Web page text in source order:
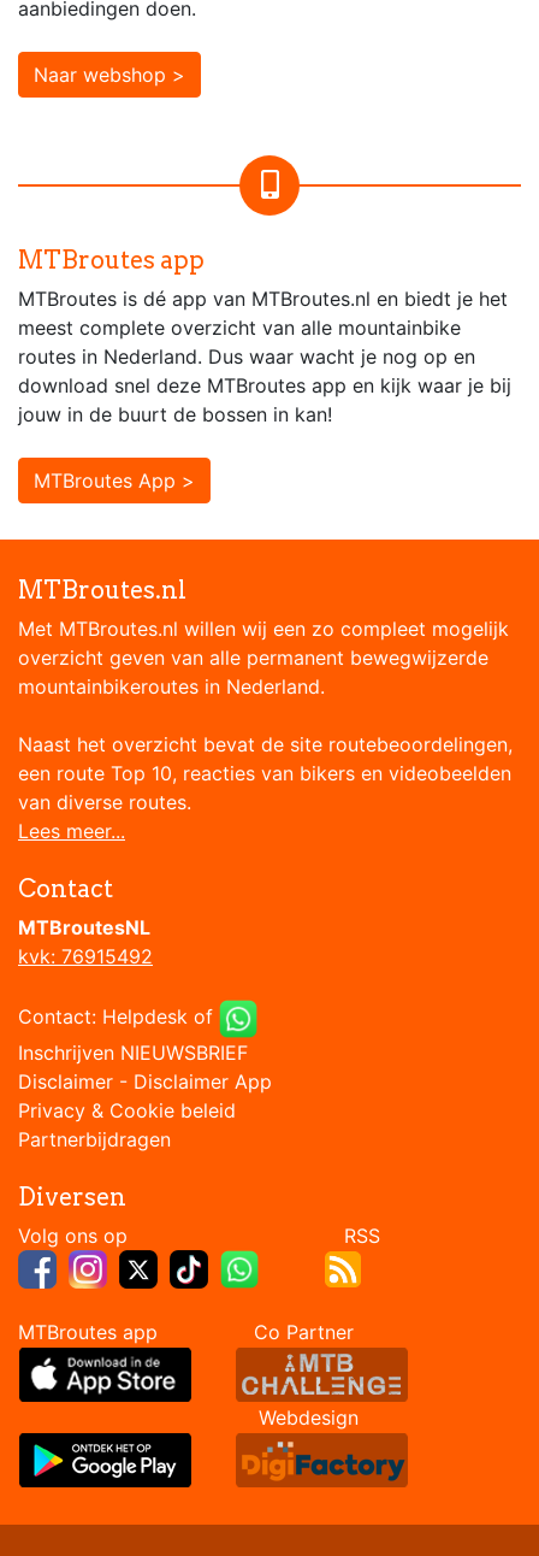
aanbiedingen doen.
Naar webshop >
MTBroutes app
MTBroutes is dé app van MTBroutes.nl en biedt je het
meest complete overzicht van alle mountainbike
routes in Nederland. Dus waar wacht je nog op en
download snel deze MTBroutes app en kijk waar je bij
jouw in de buurt de bossen in kan!
MTBroutes App >
MTBroutes.nl
Met MTBroutes.nl willen wij een zo compleet mogelijk
overzicht geven van alle permanent bewegwijzerde
mountainbikeroutes in Nederland.
Naast het overzicht bevat de site routebeoordelingen,
een route Top 10, reacties van bikers en videobeelden
van diverse routes.
Lees meer...
Contact
MTBroutesNL
kvk: 76915492
Contact: Helpdesk of
Inschrijven NIEUWSBRIEF
Disclaimer - Disclaimer App
Privacy & Cookie beleid
Partnerbijdragen
Diversen
Volg ons op RSS
MTBroutes app Co Partner
Webdesign